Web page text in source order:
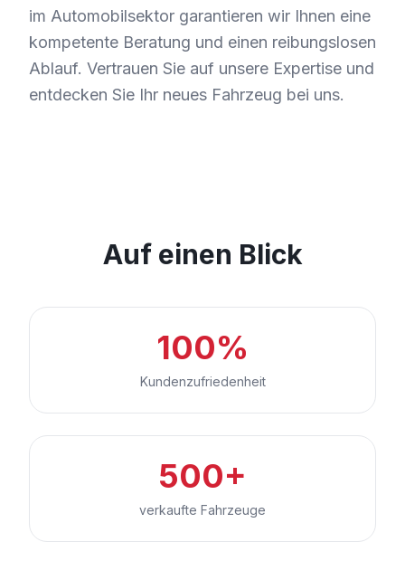
im Automobilsektor garantieren wir Ihnen eine
kompetente Beratung und einen reibungslosen
Ablauf. Vertrauen Sie auf unsere Expertise und
entdecken Sie Ihr neues Fahrzeug bei uns.
Auf einen Blick
100%
Kundenzufriedenheit
500+
verkaufte Fahrzeuge